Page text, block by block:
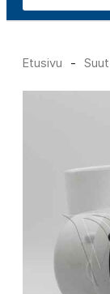
Etusivu -